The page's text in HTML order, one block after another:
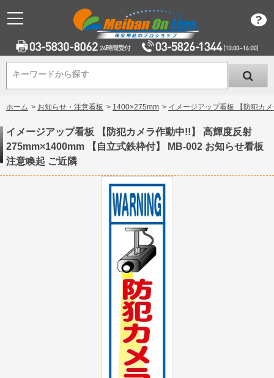
キーワードから探す
キーワードから探す
ホーム > お知らせ・注意看板 > 1400×275mm > イメージアップ看板 【防犯カ
イメージアップ看板 【防犯カメラ作動中!!】 高輝度反射
275mm×1400mm 【自立式鉄枠付】 MB-002 お知らせ看板
注意喚起 ご近隣